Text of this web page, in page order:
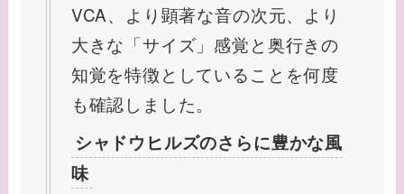
VCA、より顕著な音の次元、より
大きな「サイズ」感覚と奥行きの
知覚を特徴としていることを何度
も確認しました。
シャドウヒルズのさらに豊かな風
味